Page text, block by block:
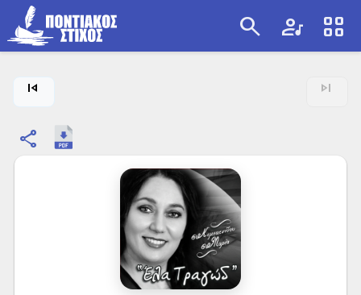
search artist view_cozy
skip_previous skip_next
share